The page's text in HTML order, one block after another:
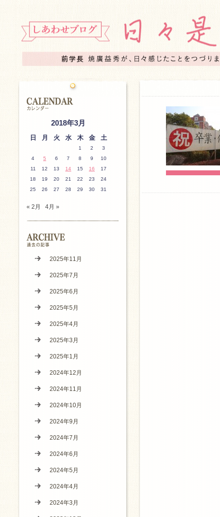
2018年3月
日 月 火 水 木 金 土
1 2
3
4
5 6 7 8 9
10
11
12 13 14 15 16
17
18
19 20 21 22 23
24
25
26 27 28 29 30 31
« 2月 4月 »
2025年11月
2025年7月
2025年6月
2025年5月
2025年4月
2025年3月
2025年1月
2024年12月
2024年11月
2024年10月
2024年9月
2024年7月
2024年6月
2024年5月
2024年4月
2024年3月